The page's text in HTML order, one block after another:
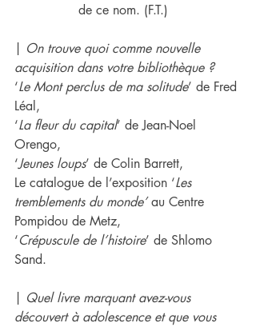
de ce nom. (F.T.)
| On trouve quoi comme nouvelle
acquisition dans votre bibliothèque ?
‘Le Mont perclus de ma solitude’ de Fred
Léal,
‘La fleur du capital’ de Jean-Noel
Orengo,
‘Jeunes loups’ de Colin Barrett,
Le catalogue de l’exposition ‘Les
tremblements du monde’ au Centre
Pompidou de Metz,
‘Crépuscule de l’histoire’ de Shlomo
Sand.
| Quel livre marquant avez-vous
découvert à adolescence et que vous